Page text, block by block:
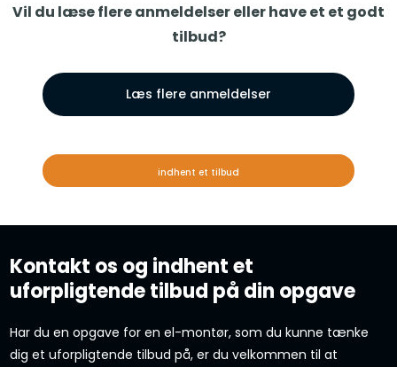
Vil du læse flere anmeldelser eller have et et godt
tilbud?
Læs flere anmeldelser
indhent et tilbud
Kontakt os og indhent et
uforpligtende tilbud på din opgave
Har du en opgave for en el-montør, som du kunne tænke
dig et uforpligtende tilbud på, er du velkommen til at